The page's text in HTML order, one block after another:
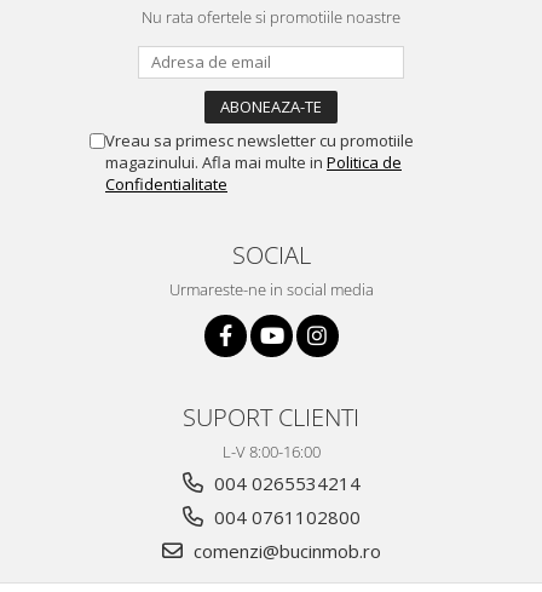
Nu rata ofertele si promotiile noastre
Vreau sa primesc newsletter cu promotiile
magazinului. Afla mai multe in Politica de
Confidentialitate
SOCIAL
Urmareste-ne in social media
SUPORT CLIENTI
L-V 8:00-16:00
004 0265534214
004 0761102800
comenzi@bucinmob.ro